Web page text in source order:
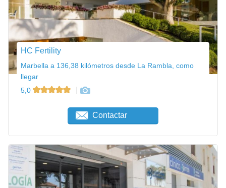
HC Fertility
Marbella a 136,38 kilómetros desde La Rambla, como
llegar
5,0
Contactar